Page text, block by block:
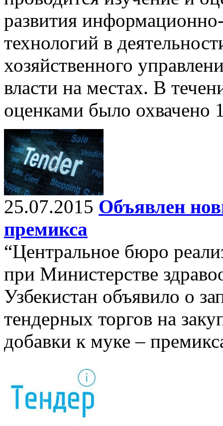
развития
технологий в
хозяйственного
власти на местах. В
оценками было охвачено
25.07.2015 Объявлен
премикса
“Центральное бюро
при Министерстве
Узбекистан объявило о
тендерных торгов на
добавки к муке –